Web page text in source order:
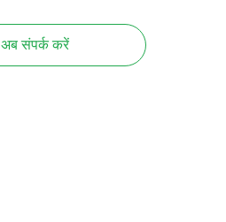
अब संपर्क करें